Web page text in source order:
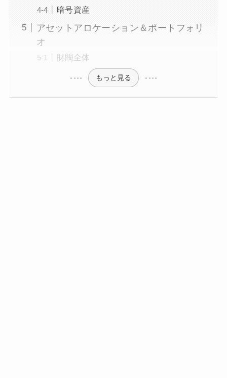
暗号資産
アセットアロケーション＆ポートフォリ
オ
財閥全体
もっと見る